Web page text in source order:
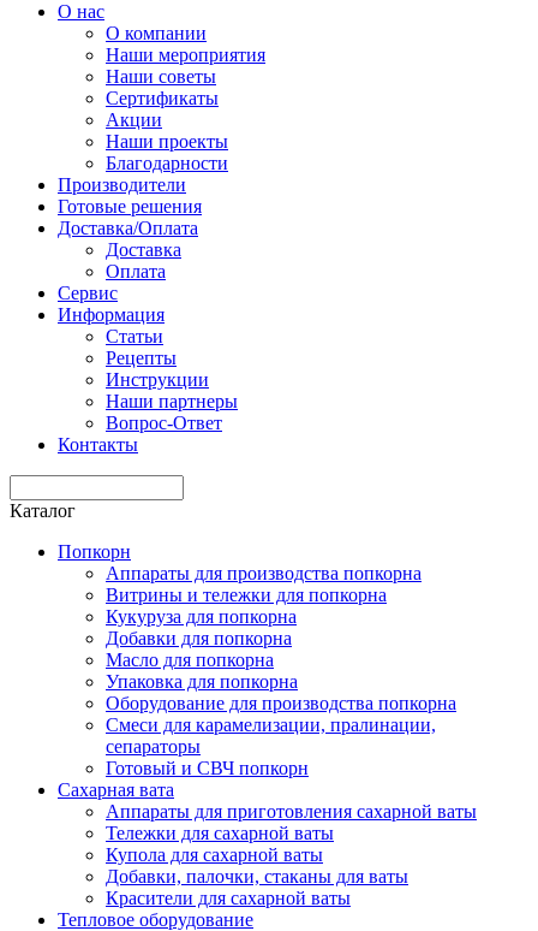
О нас
О компании
Наши мероприятия
Наши советы
Сертификаты
Акции
Наши проекты
Благодарности
Производители
Готовые решения
Доставка/Оплата
Доставка
Оплата
Сервис
Информация
Статьи
Рецепты
Инструкции
Наши партнеры
Вопрос-Ответ
Контакты
Каталог
Попкорн
Аппараты для производства попкорна
Витрины и тележки для попкорна
Кукуруза для попкорна
Добавки для попкорна
Масло для попкорна
Упаковка для попкорна
Оборудование для производства попкорна
Смеси для карамелизации, пралинации,
сепараторы
Готовый и СВЧ попкорн
Сахарная вата
Аппараты для приготовления сахарной ваты
Тележки для сахарной ваты
Купола для сахарной ваты
Добавки, палочки, стаканы для ваты
Красители для сахарной ваты
Тепловое оборудование